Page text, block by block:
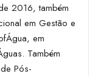
2016, também
em Gestão e
em
Também
Pós-